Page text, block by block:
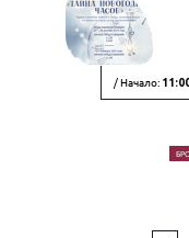
/ Начало: